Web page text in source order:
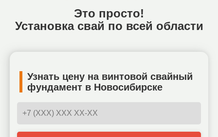
Это просто!
Установка свай по всей области
Узнать цену на винтовой свайный
фундамент в Новосибирске